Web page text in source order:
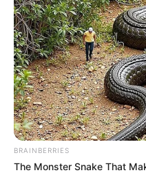
BRAINBERRIES
The Monster Snake That